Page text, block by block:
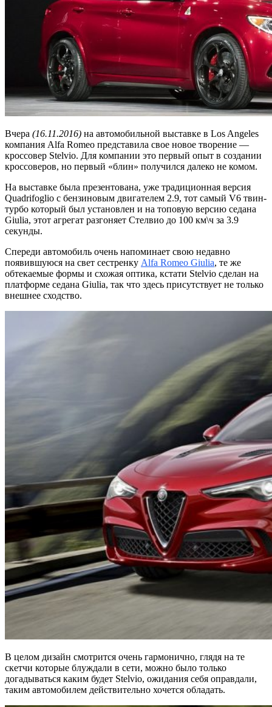
Вчера (16.11.2016) на автомобильной выставке в Los Angeles
компания Alfa Romeo представила свое новое творение —
кроссовер Stelvio. Для компании это первый опыт в создании
кроссоверов, но первый «блин» получился далеко не комом.
На выставке была презентована, уже традиционная версия
Quadrifoglio с бензиновым двигателем 2.9, тот самый V6 твин-
турбо который был установлен и на топовую версию седана
Giulia, этот агрегат разгоняет Стелвио до 100 км\ч за 3.9
секунды.
Спереди автомобиль очень напоминает свою недавно
появившуюся на свет сестренку Alfa Romeo Giulia, те же
обтекаемые формы и схожая оптика, кстати Stelvio сделан на
платформе седана Giulia, так что здесь присутствует не только
внешнее сходство.
В целом дизайн смотрится очень гармонично, глядя на те
скетчи которые блуждали в сети, можно было только
догадываться каким будет Stelvio, ожидания себя оправдали,
таким автомобилем действительно хочется обладать.